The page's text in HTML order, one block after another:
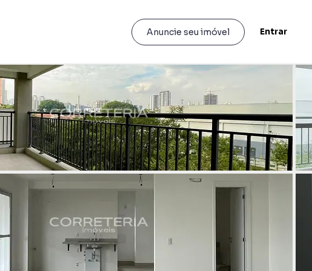
Anuncie seu imóvel Entrar